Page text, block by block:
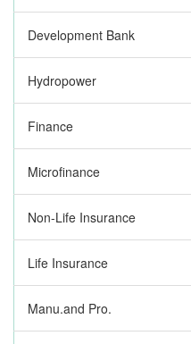
Development Bank
Hydropower
Finance
Microfinance
Non-Life Insurance
Life Insurance
Manu.and Pro.